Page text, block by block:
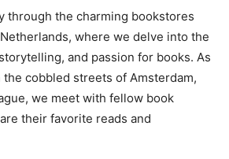
through the charming bookstores
⁣where we ‌delve⁣ into the
and⁢ passion for books. As
cobbled streets of​ Amsterdam,​
we meet⁣ with ‌fellow book
their⁣ favorite reads⁤ and